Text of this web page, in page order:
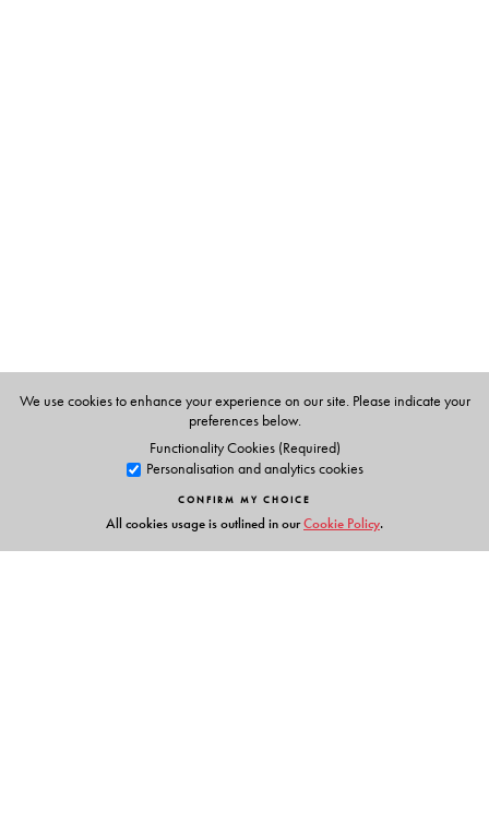
We use cookies to enhance your experience on our site. Please indicate your
preferences below.
Functionality Cookies (Required)
Personalisation and analytics cookies
CONFIRM MY CHOICE
All cookies usage is outlined in ourCookie Policy.